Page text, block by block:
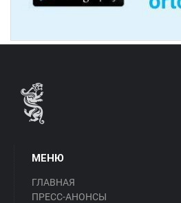
МЕНЮ
ГЛАВНАЯ
ПРЕСС-АНОНСЫ